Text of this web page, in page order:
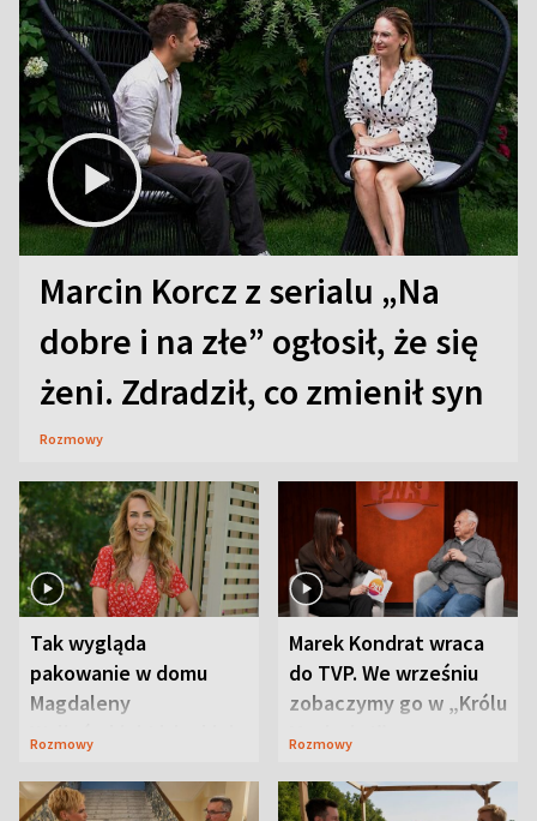
Marcin Korcz z serialu „Na
dobre i na złe” ogłosił, że się
żeni. Zdradził, co zmienił syn
Rozmowy
Tak wygląda
pakowanie w domu
Magdaleny
Waligórskiej-Lisieckiej.
Rozmowy
Marek Kondrat wraca
do TVP. We wrześniu
zobaczymy go w „Królu
Maciusiu I”
Rozmowy